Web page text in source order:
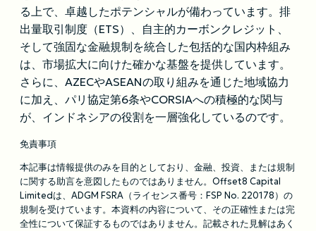
る上で、卓越したポテンシャルが備わっています。排
出量取引制度（ETS）、自主的カーボンクレジット、
そして強固な金融規制を統合した包括的な国内枠組み
は、市場拡大に向けた確かな基盤を提供しています。
さらに、AZECやASEANの取り組みを通じた地域協力
に加え、パリ協定第6条やCORSIAへの積極的な関与
が、インドネシアの役割を一層強化しているのです。
免責事項
本記事は情報提供のみを目的としており、金融、投資、または規制
に関する助言を意図したものではありません。Offset8 Capital
Limitedは、ADGM FSRA（ライセンス番号：FSP No. 220178）の
規制を受けています。本資料の内容について、その正確性または完
全性について保証するものではありません。記載された見解はあく